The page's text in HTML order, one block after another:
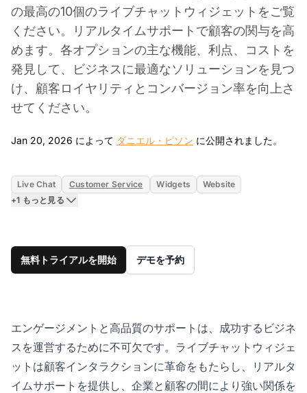
の最高の10個のライブチャットウィジェットをご覧
ください。リアルタイムサポートで顧客の関与を高
めます。各オプションの主な機能、利点、コストを
発見して、ビジネスに最適なソリューションを見つ
け、顧客ロイヤリティとコンバージョン率を向上さ
せてください。
Jan 20, 2026 によって ダニエル・ピソン に公開されました。
Live Chat Customer Service Widgets
Website
+1 もっと見る
無料トライアルを開始 デモを予約
エンゲージメントと高品質のサポートは、成功するビジネ
スを運営するために不可欠です。ライブチャットウィジェ
ットは顧客インタラクションに革命をもたらし、リアルタ
イムサポートを提供し、企業と顧客の間により強い関係を